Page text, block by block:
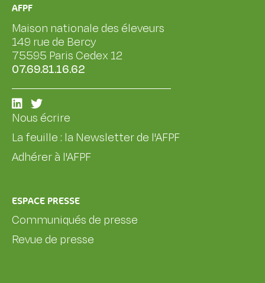
AFPF
Maison nationale des éleveurs
149 rue de Bercy
75595 Paris Cedex 12
07.69.81.16.62
Nous écrire
La feuille : la Newsletter de l'AFPF
Adhérer à l'AFPF
ESPACE PRESSE
Communiqués de presse
Revue de presse